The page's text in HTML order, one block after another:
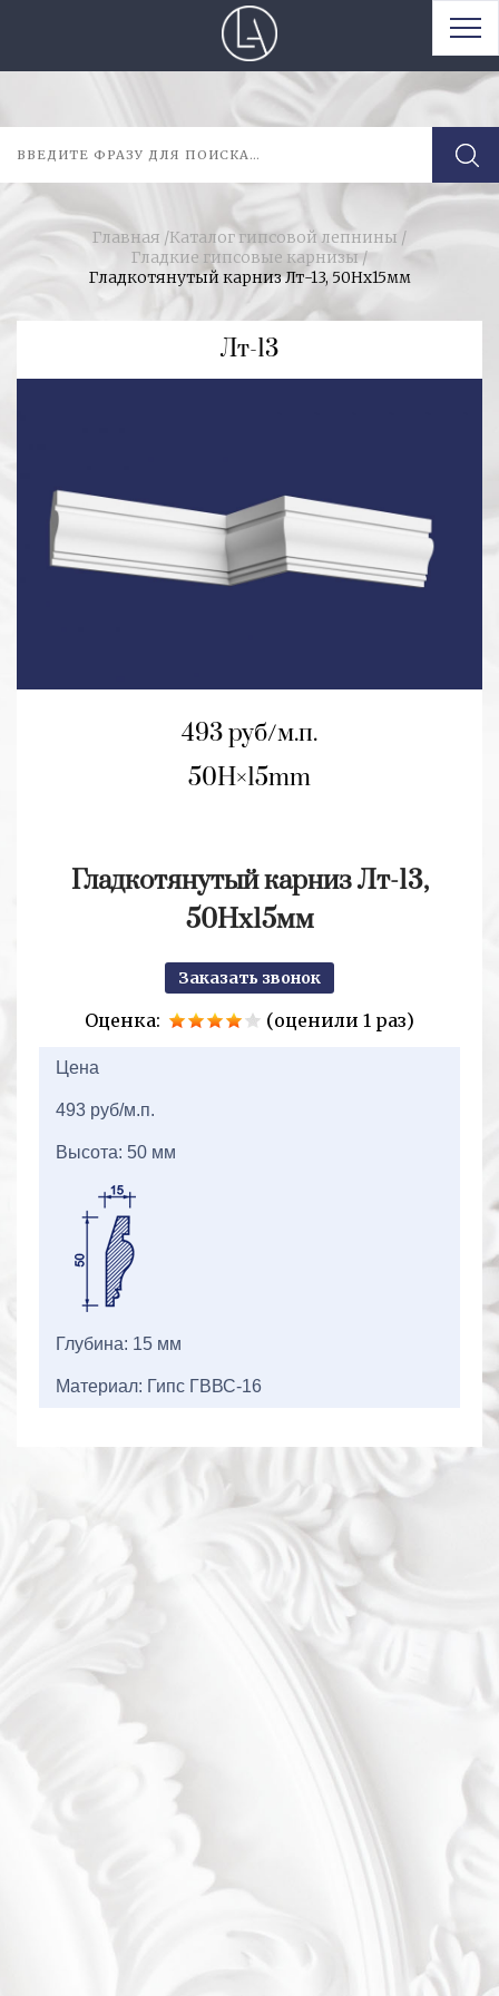
Главная /Каталог гипсовой лепнины /
Гладкие гипсовые карнизы/
Гладкотянутый карниз Лт-13, 50Hx15мм
Лт-13
493 руб/м.п.
50H 15mm
Гладкотянутый карниз Лт-13,
50Hx15мм
Заказать звонок
Оценка:
(оценили 1 раз)
Цена
493 руб/м.п.
Высота: 50 мм
Глубина: 15 мм
Материал: Гипс ГВВС-16